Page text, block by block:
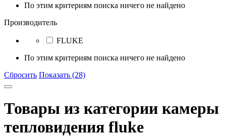
По этим критериям поиска ничего не найдено
Производитель
FLUKE
По этим критериям поиска ничего не найдено
Сбросить Показать (28)
Товары из категории камеры
тепловидения fluke